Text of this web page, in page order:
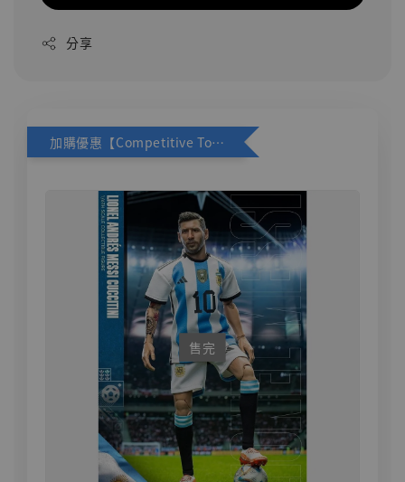
分享
加購優惠【Competitive Toys 梅西 [CM001]】
售完